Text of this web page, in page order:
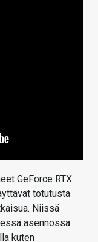
GeForce RTX
totutusta
Niissä
asennossa
kuten